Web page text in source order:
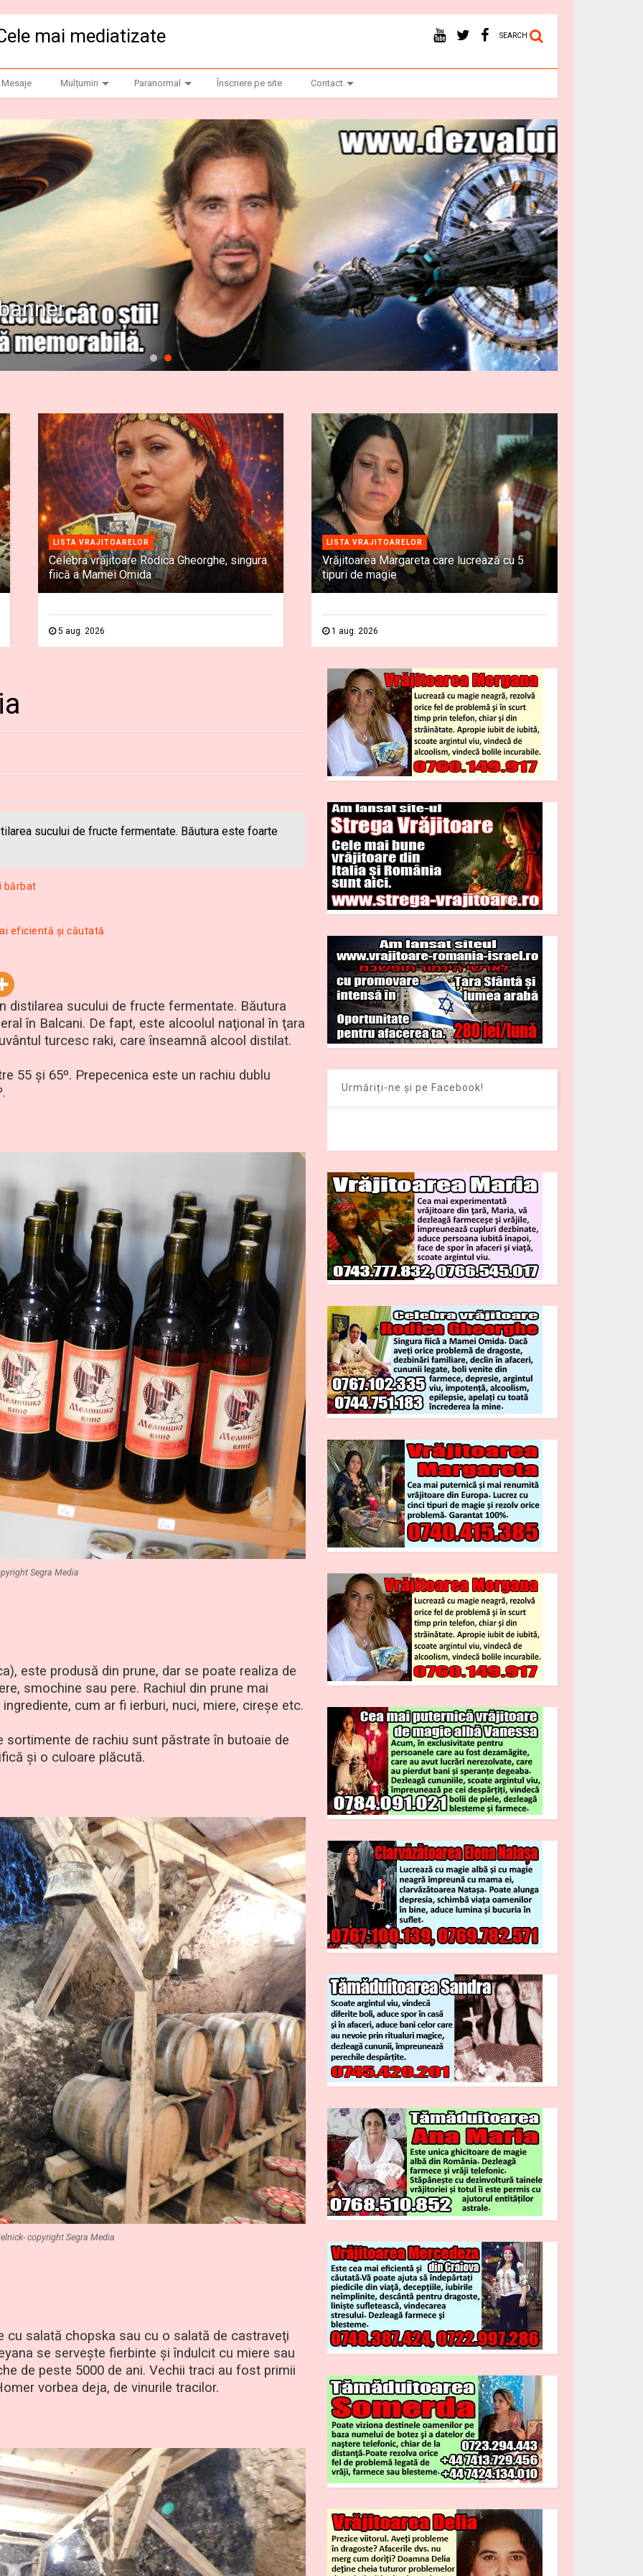
mai mediatizate SEARCH
Mesaje Mulțumiri Paranormal Înscriere pe site Contact
LISTA VRAJITOARELOR
Celebra vrăjitoare Rodica Gheorghe, singura
fiică a Mamei Omida
5 aug. 2026
LISTA VRAJITOARELOR
Vrăjitoarea Margareta care lucrează cu 5
tipuri de magie
1 aug. 2026
sucului de fructe fermentate. Băutura este foarte
bărbat
eficientă şi căutată
distilarea sucului de fructe fermentate. Băutura
în Balcani. De fapt, este alcoolul naţional în ţara
turcesc raki, care înseamnă alcool distilat.
55 şi 65º. Prepecenica este un rachiu dublu
Segra Media
este produsă din prune, dar se poate realiza de
smochine sau pere. Rachiul din prune mai
cum ar fi ierburi, nuci, miere, cireşe etc.
sortimente de rachiu sunt păstrate în butoaie de
şi o culoare plăcută.
copyright Segra Media
cu salată chopska sau cu o salată de castraveţi
se serveşte fierbinte şi îndulcit cu miere sau
de peste 5000 de ani. Vechii traci au fost primii
vorbea deja, de vinurile tracilor.
Urmăriți-ne și pe Facebook!